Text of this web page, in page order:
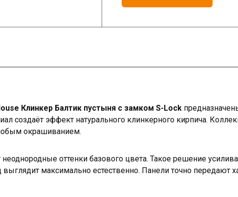
Клинкер Балтик пустыня с замком S-Lock
создаёт эффект натурального клинкерного кирпича.
окрашиванием.
оттенки базового цвета. Такое решение
максимально естественно. Панели точно передают